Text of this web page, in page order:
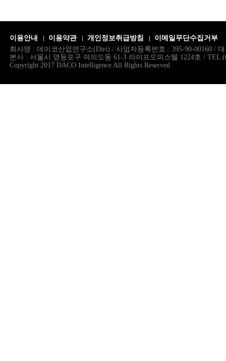
이용안내 이용약관 개인정보취급방침
이메일무단수집거부
회사명 : 데이코산업연구소(Diri) / 사업자등록번호 : 395-90-00160 /
본사 : 서울시 영등포구 여의도동 61-3 라이프오피스텔 1224호 / TEL
Copyright 2017 DACO Intelligence All Rights Reserved